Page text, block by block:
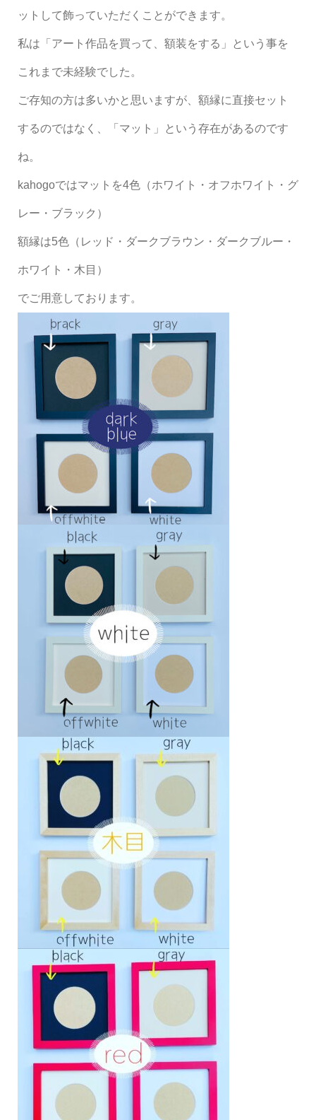
ットして飾っていただくことができます。
私は「アート作品を買って、額装をする」という事を
これまで未経験でした。
ご存知の方は多いかと思いますが、額縁に直接セット
するのではなく、「マット」という存在があるのです
ね。
kahogoではマットを4色（ホワイト・オフホワイト・グ
レー・ブラック）
額縁は5色（レッド・ダークブラウン・ダークブルー・
ホワイト・木目）
でご用意しております。